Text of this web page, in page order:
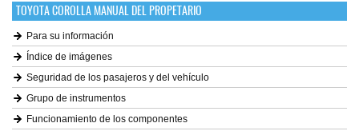
TOYOTA COROLLA MANUAL DEL PROPETARIO
Para su información
Índice de imágenes
Seguridad de los pasajeros y del vehículo
Grupo de instrumentos
Funcionamiento de los componentes